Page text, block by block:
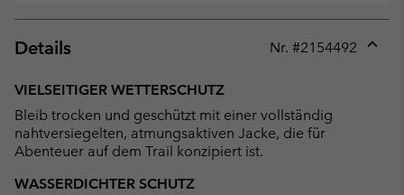
Details Nr. #2154492
VIELSEITIGER WETTERSCHUTZ
Bleib trocken und geschützt mit einer vollständig
nahtversiegelten, atmungsaktiven Jacke, die für
Abenteuer auf dem Trail konzipiert ist.
WASSERDICHTER SCHUTZ